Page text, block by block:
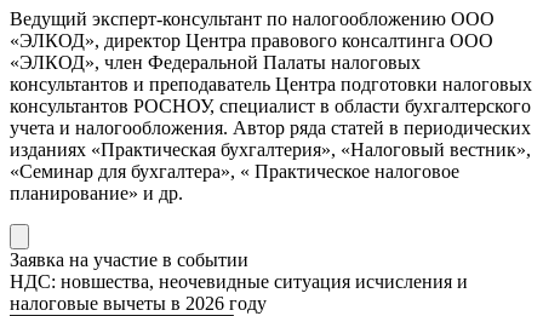
Ведущий эксперт-консультант по налогообложению ООО
«ЭЛКОД», директор Центра правового консалтинга ООО
«ЭЛКОД», член Федеральной Палаты налоговых
консультантов и преподаватель Центра подготовки налоговых
консультантов РОСНОУ, специалист в области бухгалтерского
учета и налогообложения. Автор ряда статей в периодических
изданиях «Практическая бухгалтерия», «Налоговый вестник»,
«Семинар для бухгалтера», « Практическое налоговое
планирование» и др.
Заявка на участие в событии
НДС: новшества, неочевидные ситуация исчисления и
налоговые вычеты в 2026 году